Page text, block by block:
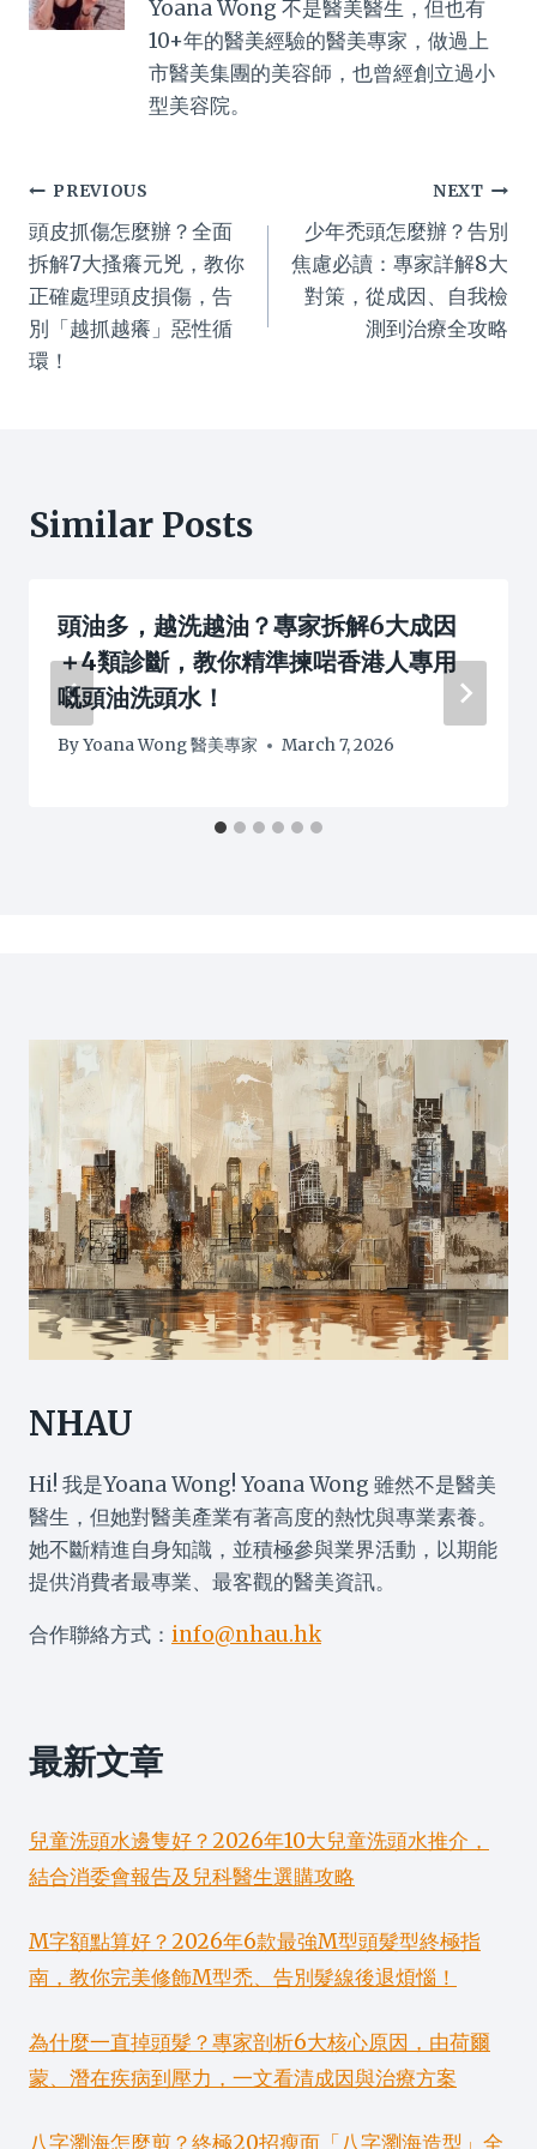
Yoana Wong 不是醫美醫生，但也有
10+年的醫美經驗的醫美專家，做過上
市醫美集團的美容師，也曾經創立過小
型美容院。
Post
navigation
PREVIOUS
頭皮抓傷怎麼辦？全面
拆解7大搔癢元兇，教你
正確處理頭皮損傷，告
別「越抓越癢」惡性循
環！
NEXT
少年禿頭怎麼辦？告別
焦慮必讀：專家詳解8大
對策，從成因、自我檢
測到治療全攻略
Similar Posts
頭油多，越洗越油？專家拆解6大成因
＋4類診斷，教你精準揀啱香港人專用
嘅頭油洗頭水！
ByYoana Wong 醫美專家 March 7, 2026
NHAU
Hi! 我是Yoana Wong! Yoana Wong 雖然不是醫美
醫生，但她對醫美產業有著高度的熱忱與專業素養。
她不斷精進自身知識，並積極參與業界活動，以期能
提供消費者最專業、最客觀的醫美資訊。
合作聯絡方式： info@nhau.hk
最新文章
兒童洗頭水邊隻好？2026年10大兒童洗頭水推介，
結合消委會報告及兒科醫生選購攻略
M字額點算好？2026年6款最強M型頭髮型終極指
南，教你完美修飾M型禿、告別髮線後退煩惱！
為什麼一直掉頭髮？專家剖析6大核心原因，由荷爾
蒙、潛在疾病到壓力，一文看清成因與治療方案
八字瀏海怎麼剪？終極20招瘦面「八字瀏海造型」全